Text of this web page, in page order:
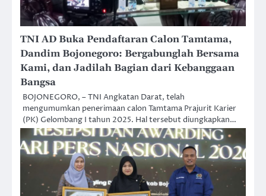
TNI AD Buka Pendaftaran Calon Tamtama,
Dandim Bojonegoro: Bergabunglah Bersama
Kami, dan Jadilah Bagian dari Kebanggaan
Bangsa
BOJONEGORO, – TNI Angkatan Darat, telah
mengumumkan penerimaan calon Tamtama Prajurit Karier
(PK) Gelombang I tahun 2025. Hal tersebut diungkapkan…